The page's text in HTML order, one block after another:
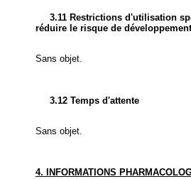
3.11 Restrictions d'utilisation
réduire le risque de
Sans objet.
3.12 Temps d'attente
Sans objet.
4. INFORMATIONS